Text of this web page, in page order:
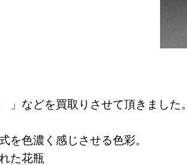
」などを買取りさせて頂きました。
を色濃く感じさせる色彩。
た花瓶